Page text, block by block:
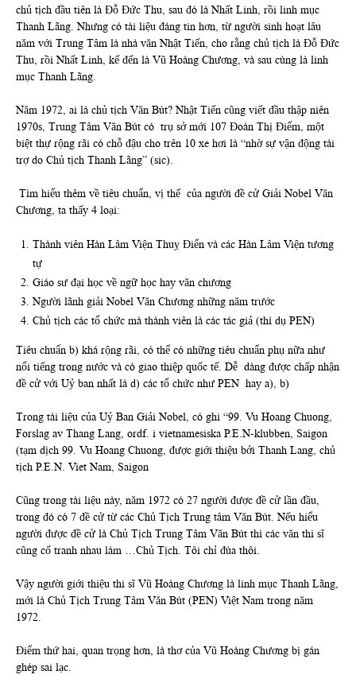
chủ tịch đầu tiên là Đỗ Đức Thu, sau đó là Nhất Linh, rồi linh mục
Thanh Lãng. Nhưng có tài liệu đáng tin hơn, từ người sinh hoạt lâu
năm với Trung Tâm là nhà văn Nhật Tiến, cho rằng chủ tịch là Đỗ Đức
Thu, rồi Nhất Linh, kế đến là Vũ Hoàng Chương, và sau cùng là linh
mục Thanh Lãng.
Năm 1972, ai là chủ tịch Văn Bút? Nhật Tiến cũng viết đầu thập niên
1970s, Trung Tâm Văn Bút có trụ sở mới 107 Đoàn Thị Điểm, một
biệt thự rộng rãi có chỗ đậu cho trên 10 xe hơi là “nhờ sự vận động tài
trợ do Chủ tịch Thanh Lãng” (sic).
Tìm hiểu thêm về tiêu chuẩn, vị thế của người đề cử Giải Nobel Văn
Chương, ta thấy 4 loại:
Thành viên Hàn Lâm Viện Thuỵ Điển và các Hàn Lâm Viện tương
tự
Giáo sư đại học về ngữ học hay văn chương
Người lãnh giải Nobel Văn Chương những năm trước
Chủ tịch các tổ chức mà thành viên là các tác giả (thí dụ PEN)
Tiêu chuẩn b) khá rộng rãi, có thể có những tiêu chuẩn phụ nữa như
nổi tiếng trong nước và có giao thiệp quốc tế. Dễ dàng được chấp nhận
đề cử với Uỷ ban nhất là d) các tổ chức như PEN hay a), b)
Trong tài liệu của Uỷ Ban Giải Nobel, có ghi “99. Vu Hoang Chuong,
Forslag av Thang Lang, ordf. i vietnamesiska P.E.N-klubben, Saigon
(tạm dịch 99. Vu Hoang Chuong, được giới thiệu bởi Thanh Lang, chủ
tịch P.E.N. Viet Nam, Saigon
Cũng trong tài liệu này, năm 1972 có 27 người được đề cử lần đầu,
trong đó có 7 đề cử từ các Chủ Tịch Trung tâm Văn Bút. Nếu hiểu
người được đề cử là Chủ Tịch Trung Tâm Văn Bút thì các văn thi sĩ
cũng cố tranh nhau làm …Chủ Tịch. Tôi chỉ đùa thôi.
Vậy người giới thiệu thi sĩ Vũ Hoàng Chương là linh mục Thanh Lãng,
mới là Chủ Tịch Trung Tâm Văn Bút (PEN) Việt Nam trong năm
1972.
Điểm thứ hai, quan trọng hơn, là thơ của Vũ Hoàng Chương bị gán
ghép sai lạc.